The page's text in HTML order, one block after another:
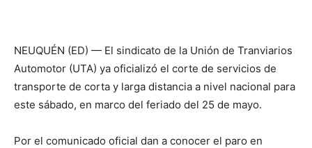
NEUQUÉN (ED) — El sindicato de la Unión de Tranviarios
Automotor (UTA) ya oficializó el corte de servicios de
transporte de corta y larga distancia a nivel nacional para
este sábado, en marco del feriado del 25 de mayo.
Por el comunicado oficial dan a conocer el paro en